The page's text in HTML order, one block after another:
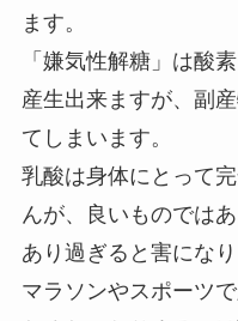
ます。
「嫌気性解糖」は酸
産生出来ますが、副
てしまいます。
乳酸は身体にとって
んが、良いものではあ
あり過ぎると害になり
マラソンやスポーツ